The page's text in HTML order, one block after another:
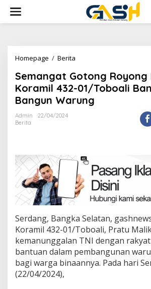
konten
Homepage / Berita
Royong
Babinsa
Koramil
432-
Semangat Gotong Royong
Koramil 432-01/Toboali
Bangun Warung
Admin
22/04/2024
Berita
Serdang, Bangka Selatan,
Koramil 432-01/Toboali, Pratu
kemanunggalan TNI dengan
bantuan dalam pembangunan
bagi warga binaannya. Pada hari
(22/04/2024),